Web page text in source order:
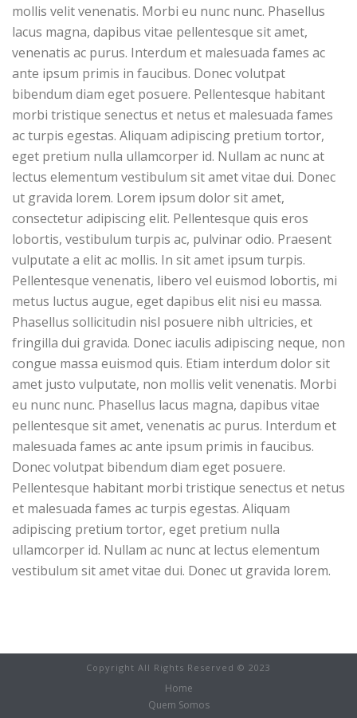
mollis velit venenatis. Morbi eu nunc nunc. Phasellus
lacus magna, dapibus vitae pellentesque sit amet,
venenatis ac purus. Interdum et malesuada fames ac
ante ipsum primis in faucibus. Donec volutpat
bibendum diam eget posuere. Pellentesque habitant
morbi tristique senectus et netus et malesuada fames
ac turpis egestas. Aliquam adipiscing pretium tortor,
eget pretium nulla ullamcorper id. Nullam ac nunc at
lectus elementum vestibulum sit amet vitae dui. Donec
ut gravida lorem. Lorem ipsum dolor sit amet,
consectetur adipiscing elit. Pellentesque quis eros
lobortis, vestibulum turpis ac, pulvinar odio. Praesent
vulputate a elit ac mollis. In sit amet ipsum turpis.
Pellentesque venenatis, libero vel euismod lobortis, mi
metus luctus augue, eget dapibus elit nisi eu massa.
Phasellus sollicitudin nisl posuere nibh ultricies, et
fringilla dui gravida. Donec iaculis adipiscing neque, non
congue massa euismod quis. Etiam interdum dolor sit
amet justo vulputate, non mollis velit venenatis. Morbi
eu nunc nunc. Phasellus lacus magna, dapibus vitae
pellentesque sit amet, venenatis ac purus. Interdum et
malesuada fames ac ante ipsum primis in faucibus.
Donec volutpat bibendum diam eget posuere.
Pellentesque habitant morbi tristique senectus et netus
et malesuada fames ac turpis egestas. Aliquam
adipiscing pretium tortor, eget pretium nulla
ullamcorper id. Nullam ac nunc at lectus elementum
vestibulum sit amet vitae dui. Donec ut gravida lorem.
Copyright All Rights Reserved © 2023
Home
Quem Somos